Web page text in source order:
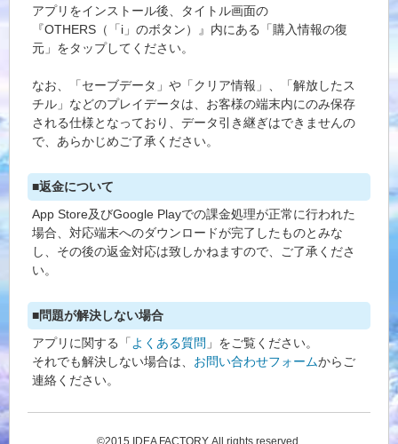
アプリをインストール後、タイトル画面の
『OTHERS（「i」のボタン）』内にある「購入情報の復
元」をタップしてください。
なお、「セーブデータ」や「クリア情報」、「解放したス
チル」などのプレイデータは、お客様の端末内にのみ保存
される仕様となっており、データ引き継ぎはできませんの
で、あらかじめご了承ください。
■返金について
App Store及びGoogle Playでの課金処理が正常に行われた
場合、対応端末へのダウンロードが完了したものとみな
し、その後の返金対応は致しかねますので、ご了承くださ
い。
■問題が解決しない場合
アプリに関する「よくある質問 」をご覧ください。
それでも解決しない場合は、 お問い合わせフォームからご
連絡ください。
©2015 IDEA FACTORY. All rights reserved.